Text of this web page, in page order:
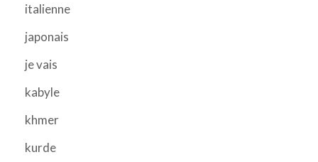
italienne
japonais
je vais
kabyle
khmer
kurde